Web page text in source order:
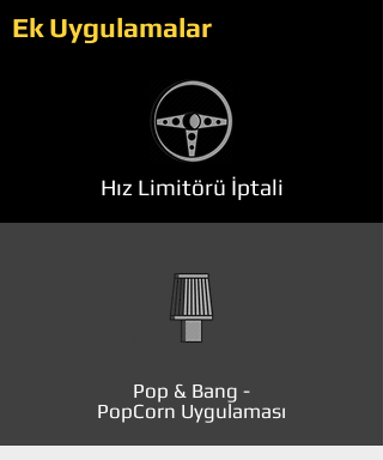
Ek Uygulamalar
Hız Limitörü İptali
Pop & Bang -
PopCorn Uygulaması